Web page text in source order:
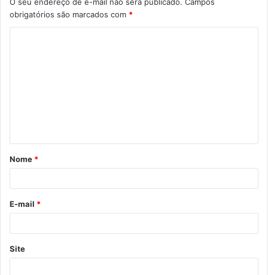
O seu endereço de e-mail não será publicado. Campos
obrigatórios são marcados com *
á
r
*
Nome *
E-mail *
Site